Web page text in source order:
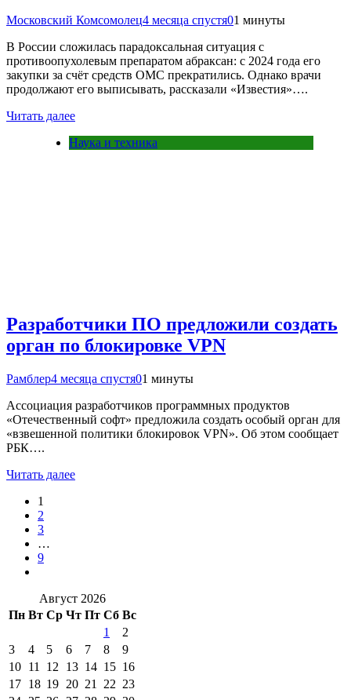
Московский Комсомолец4 месяца спустя01 минуты
В России сложилась парадоксальная ситуация с
противоопухолевым препаратом абраксан: с 2024 года его
закупки за счёт средств ОМС прекратились. Однако врачи
продолжают его выписывать, рассказали «Известия»….
Читать далее
Наука и техника
Разработчики ПО предложили создать
орган по блокировке VPN
Рамблер4 месяца спустя01 минуты
Ассоциация разработчиков программных продуктов
«Отечественный софт» предложила создать особый орган для
«взвешенной политики блокировок VPN». Об этом сообщает
РБК….
Читать далее
1
2
3
…
9
Август 2026
Пн Вт Ср Чт Пт Сб Вс
1
2
3
4 5 6 7 8
9
10 11 12 13 14 15 16
17 18 19 20 21 22 23